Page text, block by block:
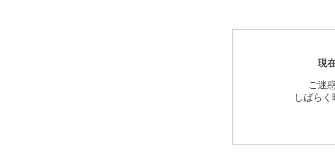
現
ご迷
しばらく